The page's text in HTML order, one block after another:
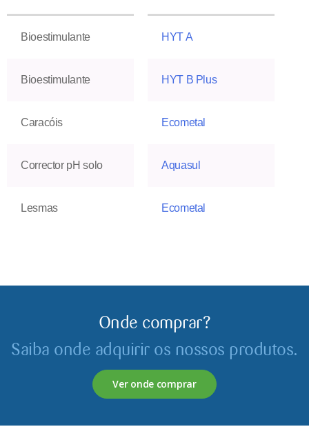
Bioestimulante HYT A
Bioestimulante HYT B Plus
Caracóis Ecometal
Corrector pH solo Aquasul
Lesmas Ecometal
Onde comprar?
Saiba onde adquirir os nossos produtos.
Ver onde comprar